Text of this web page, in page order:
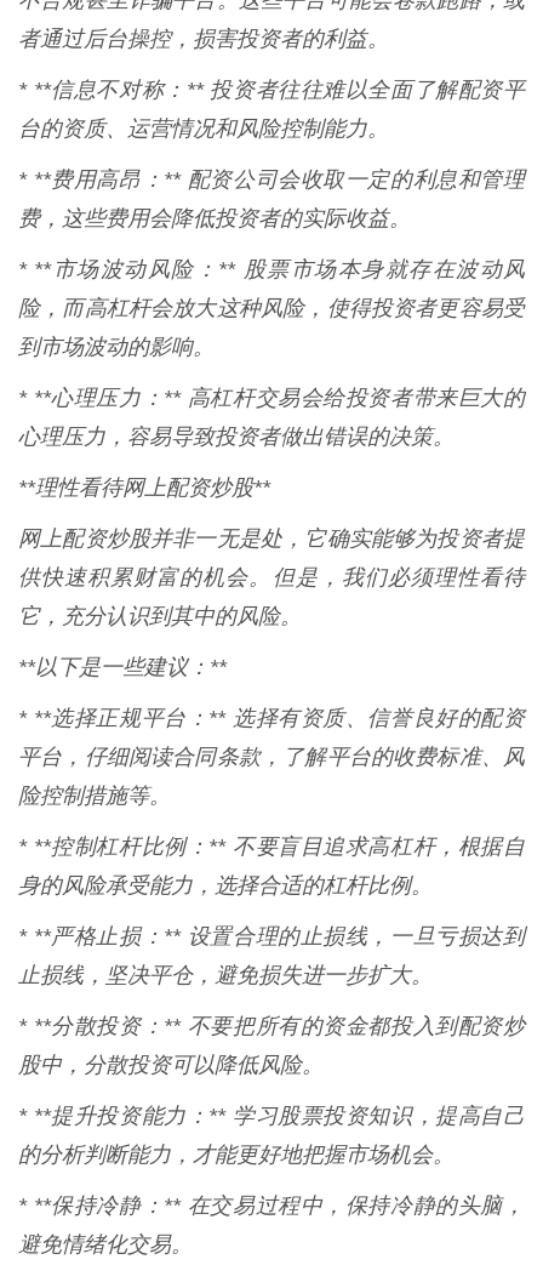
者通过后台操控，损害投资者的利益。
* **信息不对称：** 投资者往往难以全面了解配资平
台的资质、运营情况和风险控制能力。
* **费用高昂：** 配资公司会收取一定的利息和管理
费，这些费用会降低投资者的实际收益。
* **市场波动风险：** 股票市场本身就存在波动风
险，而高杠杆会放大这种风险，使得投资者更容易受
到市场波动的影响。
* **心理压力：** 高杠杆交易会给投资者带来巨大的
心理压力，容易导致投资者做出错误的决策。
**理性看待网上配资炒股**
网上配资炒股并非一无是处，它确实能够为投资者提
供快速积累财富的机会。但是，我们必须理性看待
它，充分认识到其中的风险。
**以下是一些建议：**
* **选择正规平台：** 选择有资质、信誉良好的配资
平台，仔细阅读合同条款，了解平台的收费标准、风
险控制措施等。
* **控制杠杆比例：** 不要盲目追求高杠杆，根据自
身的风险承受能力，选择合适的杠杆比例。
* **严格止损：** 设置合理的止损线，一旦亏损达到
止损线，坚决平仓，避免损失进一步扩大。
* **分散投资：** 不要把所有的资金都投入到配资炒
股中，分散投资可以降低风险。
* **提升投资能力：** 学习股票投资知识，提高自己
的分析判断能力，才能更好地把握市场机会。
* **保持冷静：** 在交易过程中，保持冷静的头脑，
避免情绪化交易。